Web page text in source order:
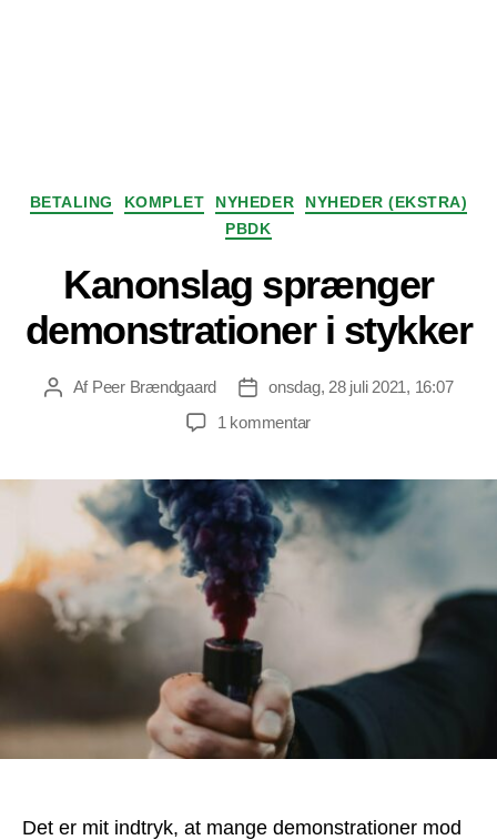
Kategorier
BETALING KOMPLET NYHEDER
NYHEDER (EKSTRA)
PBDK
Kanonslag sprænger
demonstrationer i stykker
Indlægsforfatter
Af Peer Brændgaard Indlægsdato
onsdag, 28 juli 2021, 16:07
1 kommentartil
demonstrationer
stykker
Det er mit indtryk, at mange demonstrationer mod